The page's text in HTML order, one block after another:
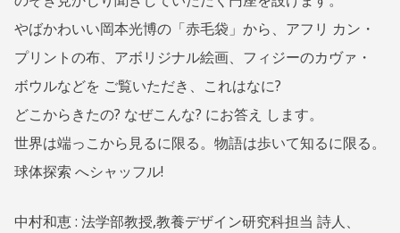
やばかわいい岡本光博の「赤毛袋」から、アフリ カン・
プリントの布、アボリジナル絵画、フィジーのカヴァ・
ボウルなどを ご覧いただき、これはなに?
どこからきたの? なぜこんな? にお答え します。
世界は端っこから見るに限る。物語は歩いて知るに限る。
球体探索 へシャッフル!
中村和恵 : 法学部教授,教養デザイン研究科担当 詩人、